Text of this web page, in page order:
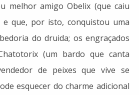
melhor amigo Obelix (que caiu
e que, por isto, conquistou uma
do druida; os engraçados
(um bardo que canta
de peixes que vive se
esquecer do charme adicional